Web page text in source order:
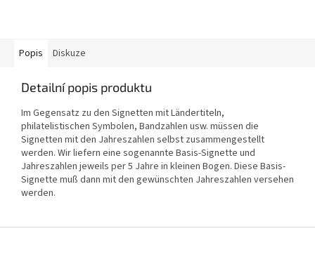
Popis Diskuze
Detailní popis produktu
Im Gegensatz zu den Signetten mit Ländertiteln,
philatelistischen Symbolen, Bandzahlen usw. müssen die
Signetten mit den Jahreszahlen selbst zusammengestellt
werden. Wir liefern eine sogenannte Basis-Signette und
Jahreszahlen jeweils per 5 Jahre in kleinen Bogen. Diese Basis-
Signette muß dann mit den gewünschten Jahreszahlen versehen
werden.